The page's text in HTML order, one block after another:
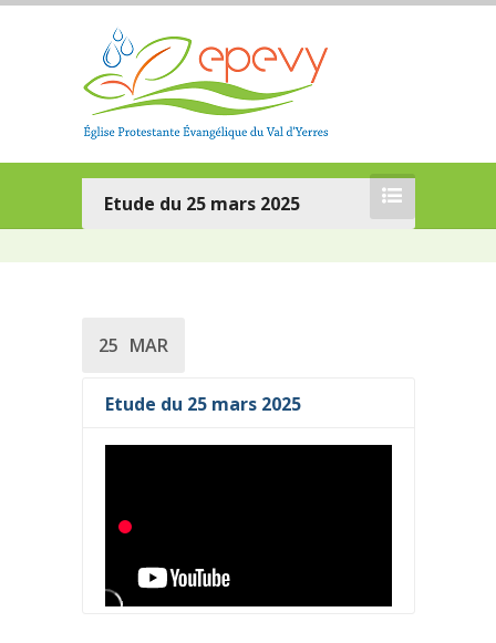
Etude du 25 mars 2025
25 MAR
Etude du 25 mars 2025